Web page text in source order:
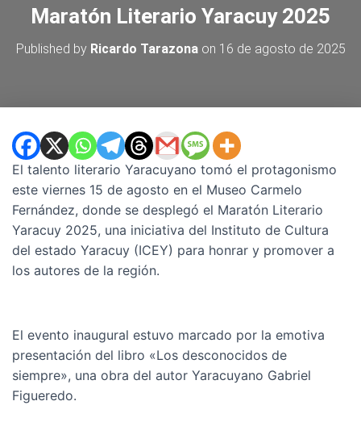
Maratón Literario Yaracuy 2025
Published by Ricardo Tarazonaon 16 de agosto de 2025
El talento literario Yaracuyano tomó el protagonismo
este viernes 15 de agosto en el Museo Carmelo
Fernández, donde se desplegó el Maratón Literario
Yaracuy 2025, una iniciativa del Instituto de Cultura
del estado Yaracuy (ICEY) para honrar y promover a
los autores de la región.
El evento inaugural estuvo marcado por la emotiva
presentación del libro «Los desconocidos de
siempre», una obra del autor Yaracuyano Gabriel
Figueredo.